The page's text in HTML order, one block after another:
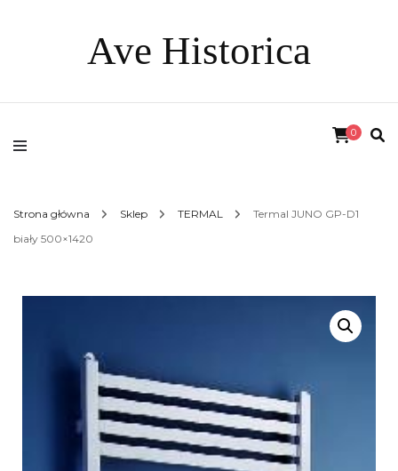
Ave Historica
0
Strona główna Sklep TERMAL
Termal JUNO GP-D1
biały 500×1420